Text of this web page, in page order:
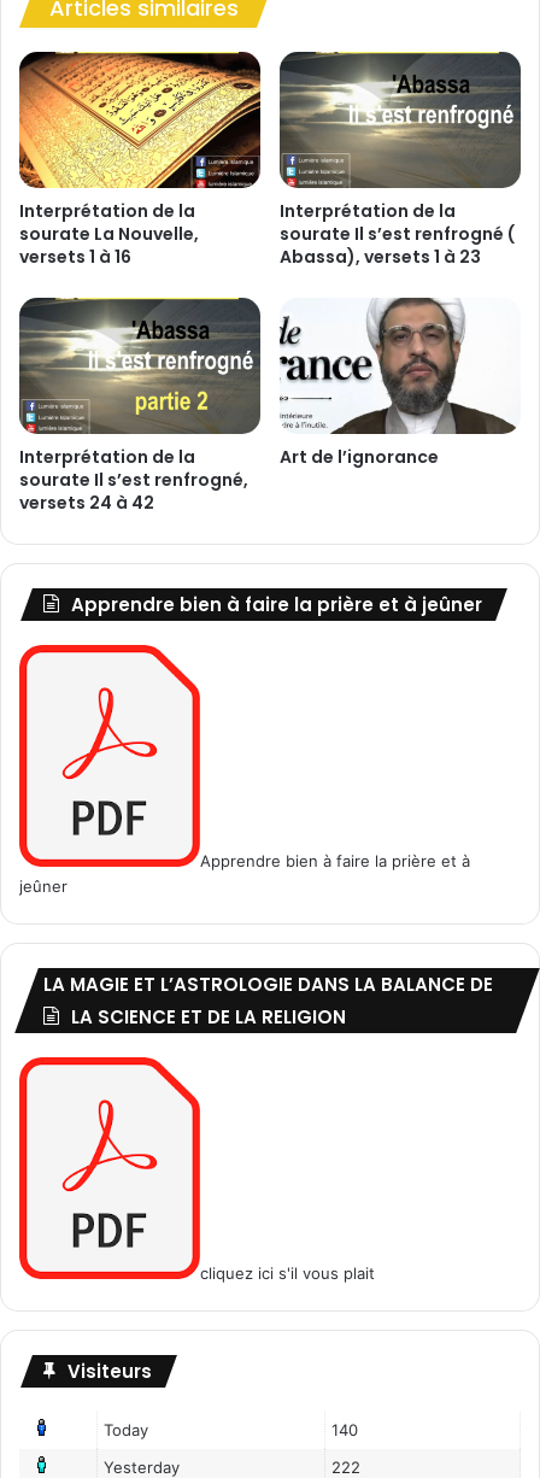
u
r
s
Articles similaires
Interprétation de la
sourate La Nouvelle,
versets 1 à 16
Interprétation de la
sourate Il s’est renfrogné (
Abassa), versets 1 à 23
Interprétation de la
sourate Il s’est renfrogné,
versets 24 à 42
Art de l’ignorance
Apprendre bien à faire la prière et à jeûner
Apprendre bien à faire la prière et à
jeûner
LA MAGIE ET L’ASTROLOGIE DANS LA BALANCE DE
LA SCIENCE ET DE LA RELIGION
cliquez ici s'il vous plait
Visiteurs
Today
140
Yesterday
222